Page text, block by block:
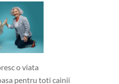
o viata
pentru toti cainii